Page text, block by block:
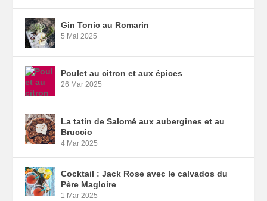
Gin Tonic au Romarin
5 Mai 2025
Poulet au citron et aux épices
26 Mar 2025
La tatin de Salomé aux aubergines et au
Bruccio
4 Mar 2025
Cocktail : Jack Rose avec le calvados du
Père Magloire
1 Mar 2025